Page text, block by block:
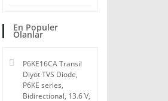
En Populer
Olanlar
P6KE16CA Transil
Diyot TVS Diode,
P6KE series,
Bidirectional, 13.6 V,